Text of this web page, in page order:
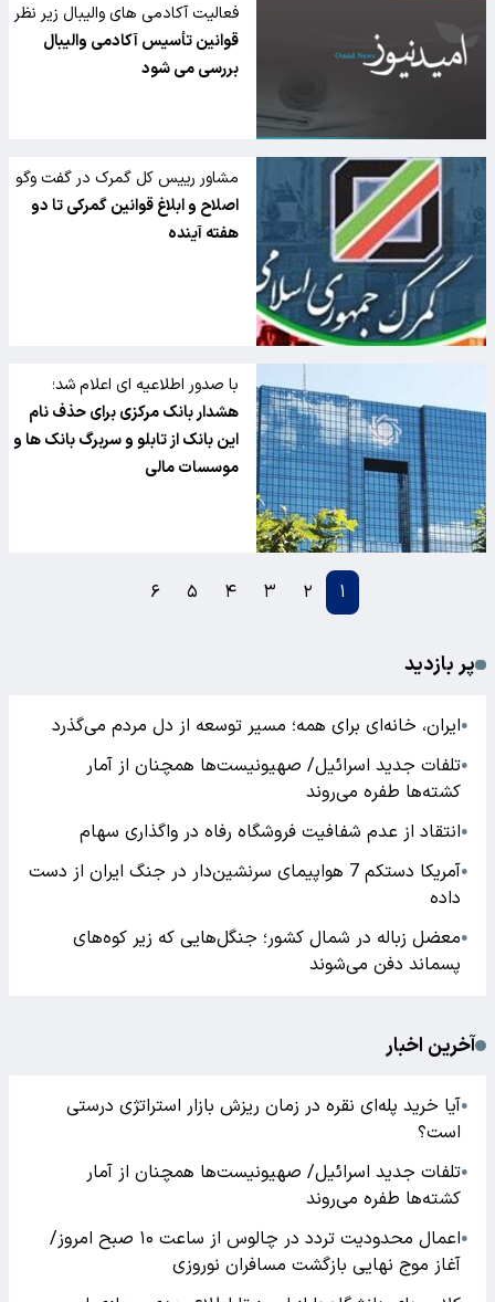
فعالیت آکادمی های والیبال زیر نظر
فدراسیون
قوانین تأسیس آکادمی والیبال
بررسی می شود
مشاور رییس کل گمرک در گفت وگو
با تسنیم خبر داد
اصلاح و ابلاغ قوانین گمرکی تا دو
هفته آینده
با صدور اطلاعیه ای اعلام شد؛
هشدار بانک مرکزی برای حذف نام
این بانک از تابلو و سربرگ بانک ها و
موسسات مالی
۱ ۲ ۳ ۴ ۵ ۶
پر بازدید
●ایران، خانه‌ای برای همه؛ مسیر توسعه از دل مردم می‌گذرد
●تلفات جدید اسرائیل/ صهیونیست‌ها همچنان از آمار
کشته‌ها طفره می‌روند
●انتقاد از عدم شفافیت فروشگاه رفاه در واگذاری سهام
●
آمریکا دستکم 7 هواپیمای سرنشین‌دار در جنگ ایران از دست
داده
●معضل زباله در شمال کشور؛ جنگل‌هایی که زیر کوه‌های
پسماند دفن می‌شوند
آخرین اخبار
●آیا خرید پله‌ای نقره در زمان ریزش بازار استراتژی درستی
است؟
●تلفات جدید اسرائیل/ صهیونیست‌ها همچنان از آمار
کشته‌ها طفره می‌روند
●
اعمال محدودیت تردد در چالوس از ساعت ۱۰ صبح امروز/
آغاز موج نهایی بازگشت مسافران نوروزی